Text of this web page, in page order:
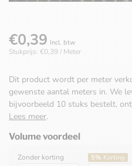
€0,39 Incl. btw
Stukprijs: €0,39 / Meter
Dit product wordt per meter
gewenste aantal meters in. We
bijvoorbeeld 10 stuks bestelt,
Lees meer.
Volume voordeel
Zonder korting 5% Korting